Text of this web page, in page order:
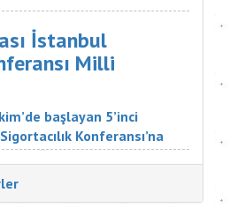
mezun etti. Sigorta
İstanbul
Milli
başlayan 5’inci
Konferansı’na
değerli katılımcılar
Derneği'nin
aç...